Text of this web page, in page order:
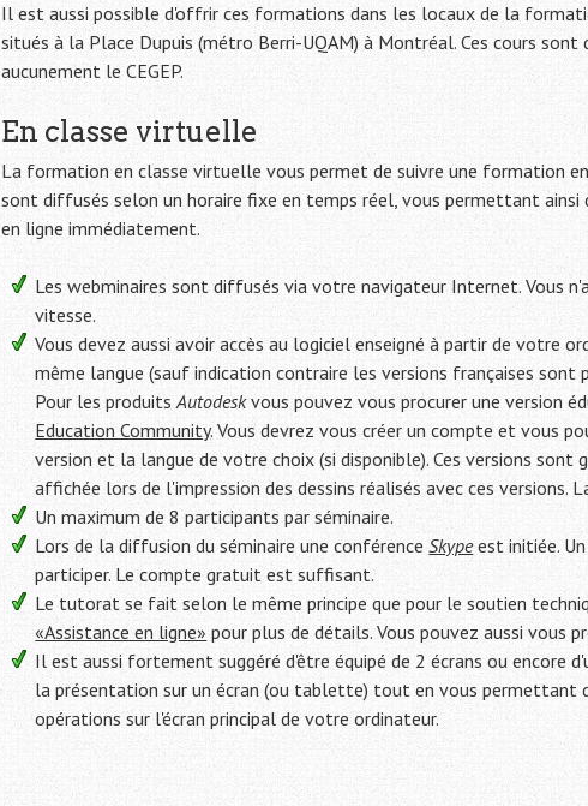
Il est aussi possible d'offrir ces formations dans les locaux de la
situés à la Place Dupuis (métro Berri-UQAM) à Montréal. Ces cours sont
aucunement le CEGEP.
En classe virtuelle
La formation en classe virtuelle vous permet de suivre une formation en
sont diffusés selon un horaire fixe en temps réel, vous permettant ainsi
en ligne immédiatement.
Les webminaires sont diffusés via votre navigateur Internet. Vous
vitesse.
Vous devez aussi avoir accès au logiciel enseigné à partir de votre
même langue (sauf indication contraire les versions françaises sont
Pour les produitsAutodeskvous pouvez vous procurer une version
Education Community. Vous devrez vous créer un compte et vous
version et la langue de votre choix (si disponible). Ces versions sont
affichée lors de l'impression des dessins réalisés avec ces versions.
Un maximum de 8 participants par séminaire.
Lors de la diffusion du séminaire une conférenceSkypeest initiée.
participer. Le compte gratuit est suffisant.
Le tutorat se fait selon le même principe que pour le soutien
«Assistance en ligne» pour plus de détails. Vous pouvez aussi vous
Il est aussi fortement suggéré d'être équipé de 2 écrans ou encore
la présentation sur un écran (ou tablette) tout en vous permettant
opérations sur l'écran principal de votre ordinateur.